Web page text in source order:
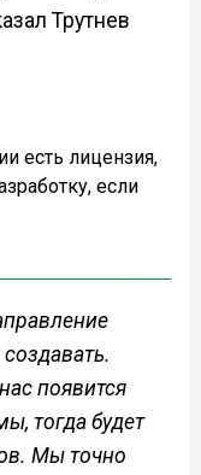
Трутнев
есть лицензия,
если
появится
тогда будет
Мы точно